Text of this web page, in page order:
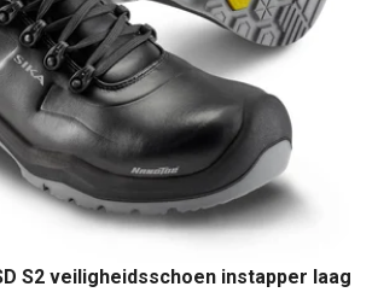
S2 veiligheidsschoen instapper laag